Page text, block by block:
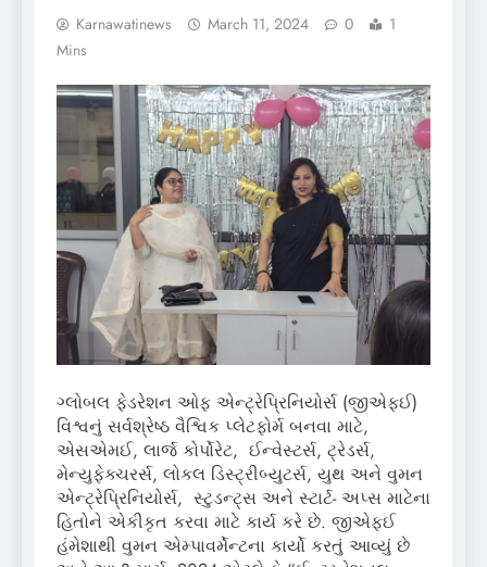
Karnawatinews March 11, 2024 0
1
Mins
ગ્લોબલ ફેડરેશન ઓફ એન્ટ્રેપ્રિનિયોર્સ (જીએફઈ)
વિશ્વનું સર્વશ્રેષ્ઠ વૈશ્વિક પ્લેટફોર્મ બનવા માટે,
એસએમઈ, લાર્જ કોર્પોરેટ, ઈન્વેસ્ટર્સ, ટ્રેડર્સ,
મેન્યુફેક્ચરર્સ, લોકલ ડિસ્ટ્રીબ્યુટર્સ, યુથ અને વુમન
એન્ટ્રેપ્રિનિયોર્સ, સ્ટુડન્ટ્સ અને સ્ટાર્ટ- અપ્સ માટેના
હિતોને એકીકૃત કરવા માટે કાર્ય કરે છે. જીએફઈ
હંમેશાથી વુમન એમ્પાવર્મેન્ટના કાર્યો કરતું આવ્યું છે